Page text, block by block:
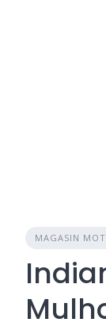
MAGASIN